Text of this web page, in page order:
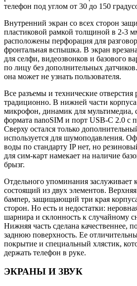
телефон под углом от 30 до 150
Внутренний экран со всех сторон
пластиковой рамкой толщиной в 2-3
расположены перфорация для
фронтальная вспышка. В экран
для селфи, видеозвонков и базового
по лицу без дополнительных
она может не узнать пользователя.
Все разъемы и технические
традиционно. В нижней части корпуса
микрофон, динамик для мультимедиа,
формата nanoSIM и порт USB-C 2.0 с
Сверху остался только
используется для шумоподавления.
воды по стандарту IP нет, но
для сим-карт намекает на наличие
брызг.
Отдельного упоминания заслуживает
состоящий из двух элементов.
бампер, защищающий три края
сторон. Но есть и недостатки:
шарнира и склонность к случайному
Нижняя часть сделана качественнее,
заднюю поверхность. Ее
покрытие и специальный хлястик,
держать телефон в руке.
ЭКРАНЫ И ЗВУК